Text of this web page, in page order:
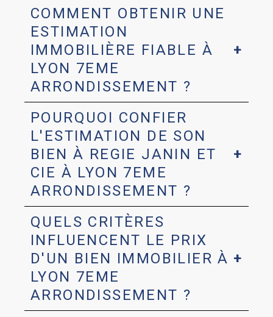
COMMENT OBTENIR UNE
ESTIMATION
IMMOBILIÈRE FIABLE À
LYON 7EME
ARRONDISSEMENT ?
POURQUOI CONFIER
L'ESTIMATION DE SON
BIEN À REGIE JANIN ET
CIE À LYON 7EME
ARRONDISSEMENT ?
QUELS CRITÈRES
INFLUENCENT LE PRIX
D'UN BIEN IMMOBILIER À
LYON 7EME
ARRONDISSEMENT ?